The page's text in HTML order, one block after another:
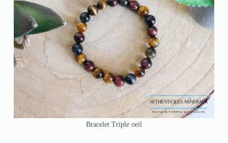
Bracelet Triple oeil